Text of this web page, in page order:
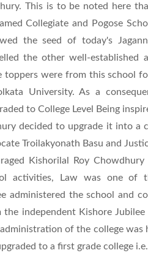
This is to be noted here
Collegiate and Pogose
the seed of today's
the other well-
were from this school
University. As a
to College Level Being
decided to upgrade it into a
Troilakyonath Basu and
Kishorilal Roy
activities, Law was one of
administered the school and
independent Kishore
of the college
to a first grade college